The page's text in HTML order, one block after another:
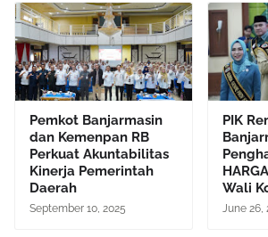
Pemkot Banjarmasin
dan Kemenpan RB
Perkuat Akuntabilitas
Kinerja Pemerintah
Daerah
September 10, 2025
PIK
Wali
June 26,